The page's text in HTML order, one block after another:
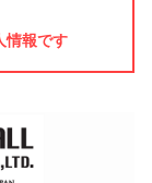
情報です